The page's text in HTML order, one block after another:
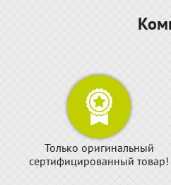
Только оригинальный
сертифицированный товар!